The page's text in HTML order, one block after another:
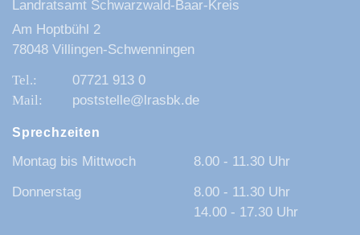
Landratsamt Schwarzwald-Baar-Kreis
Am Hoptbühl 2
78048 Villingen-Schwenningen
07721 913 0
poststelle@lrasbk.de
Sprechzeiten
Montag bis Mittwoch
8.00 - 11.30 Uhr
Donnerstag
8.00 - 11.30 Uhr
14.00 - 17.30 Uhr